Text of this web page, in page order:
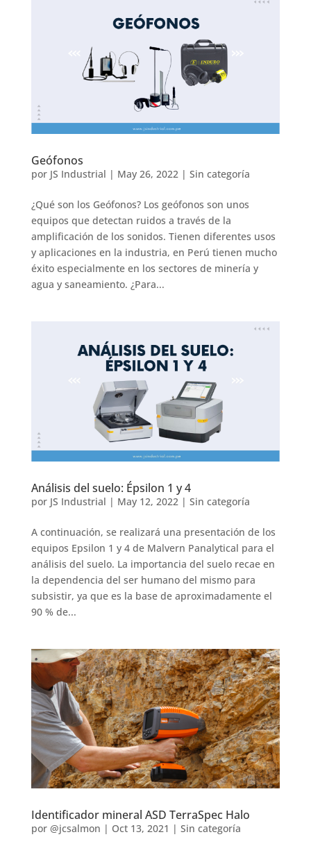
Geófonos
por JS Industrial | May 26, 2022| Sin categoría
¿Qué son los Geófonos? Los geófonos son unos
equipos que detectan ruidos a través de la
amplificación de los sonidos. Tienen diferentes usos
y aplicaciones en la industria, en Perú tienen mucho
éxito especialmente en los sectores de minería y
agua y saneamiento. ¿Para...
Análisis del suelo: Épsilon 1 y 4
por JS Industrial | May 12, 2022 | Sin categoría
A continuación, se realizará una presentación de los
equipos Epsilon 1 y 4 de Malvern Panalytical para el
análisis del suelo. La importancia del suelo recae en
la dependencia del ser humano del mismo para
subsistir, ya que es la base de aproximadamente el
90 % de...
Identificador mineral ASD TerraSpec Halo
por @jcsalmon | Oct 13, 2021 | Sin categoría